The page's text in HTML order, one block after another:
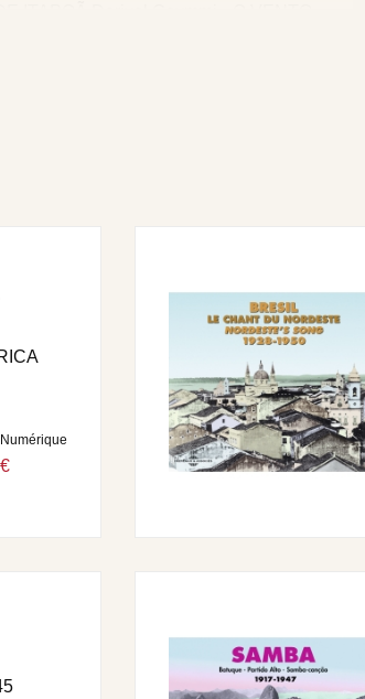
PRA BEIRA DO MAR Dorival Caymmi •
Caymmi • A LENDA DO ABAETÉ
Manézinho Araujo • MULHER
• SÔDADE, MEU BEM, SÔDADE Vanja